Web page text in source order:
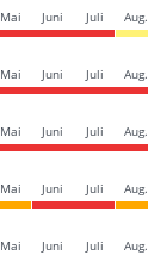
Mai Juni Juli Aug.
Mai Juni Juli Aug.
Mai Juni Juli Aug.
Mai Juni Juli Aug.
Mai Juni Juli Aug.